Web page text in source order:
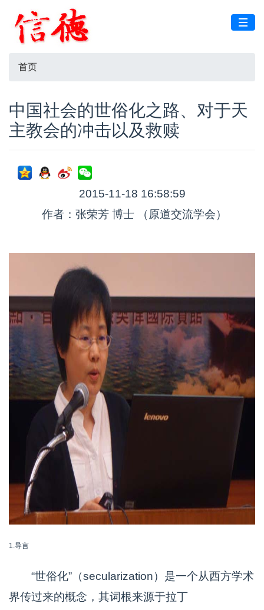
首页
中国社会的世俗化之路、对于天
主教会的冲击以及救赎
2015-11-18 16:58:59
作者：张荣芳 博士 （原道交流学会）
1.导言
“世俗化”（secularization）是一个从西方学术
界传过来的概念，其词根来源于拉丁